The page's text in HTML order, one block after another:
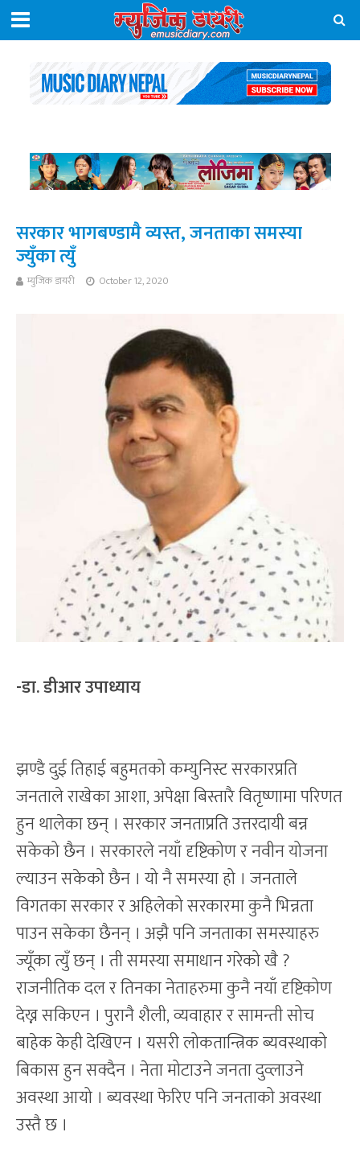
सरकार भागबण्डामै व्यस्त, जनताका समस्या
ज्युँका त्युँ
म्युजिक डायरी October 12, 2020
-डा. डीआर उपाध्याय
झण्डै दुई तिहाई बहुमतको कम्युनिस्ट सरकारप्रति
जनताले राखेका आशा, अपेक्षा बिस्तारै वितृष्णामा परिणत
हुन थालेका छन् । सरकार जनताप्रति उत्तरदायी बन्न
सकेको छैन । सरकारले नयाँ दृष्टिकोण र नवीन योजना
ल्याउन सकेको छैन । यो नै समस्या हो । जनताले
विगतका सरकार र अहिलेको सरकारमा कुनै भिन्नता
पाउन सकेका छैनन् । अझै पनि जनताका समस्याहरु
ज्यूँका त्युँ छन् । ती समस्या समाधान गरेको खै ?
राजनीतिक दल र तिनका नेताहरुमा कुनै नयाँ दृष्टिकोण
देख्न सकिएन । पुरानै शैली, व्यवाहार र सामन्ती सोच
बाहेक केही देखिएन । यसरी लोकतान्त्रिक ब्यवस्थाको
बिकास हुन सक्दैन । नेता मोटाउने जनता दुव्लाउने
अवस्था आयो । ब्यवस्था फेरिए पनि जनताको अवस्था
उस्तै छ ।